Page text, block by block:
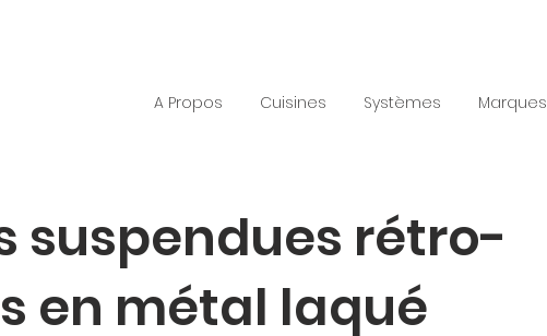
A Propos Cuisines Systèmes Marques
suspendues rétro-
en métal laqué